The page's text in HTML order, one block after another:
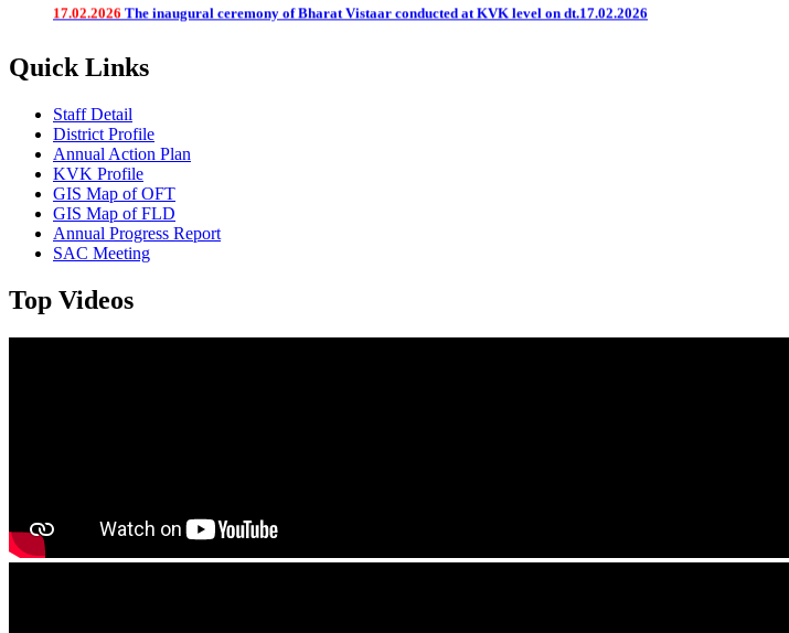
Quick Links
Staff Detail
District Profile
Annual Action Plan
KVK Profile
GIS Map of OFT
GIS Map of FLD
Annual Progress Report
SAC Meeting
Top Videos